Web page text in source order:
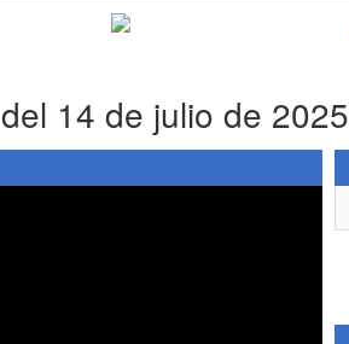
14 de julio de 2025